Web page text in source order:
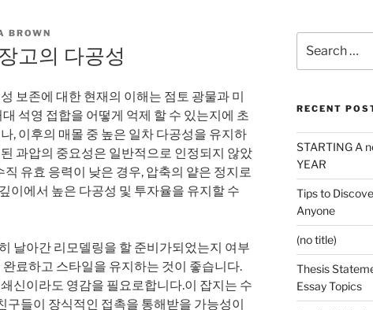
BROWN
고의 다공성
보존에 대한 현재의 이해는 점토 광물과 미
석영 접합을 어떻게 억제 할 수 있는지에 초
, 이후의 매몰 중 높은 일차 다공성을 유지하
과압의 중요성은 일반적으로 인정되지 않았
유효 응력이 낮은 경우, 압축의 얕은 정지로
이에서 높은 다공성 및 투자율을 유지할 수
날아간 리모델링을 할 준비가되었는지 여부
료하고 스타일을 유지하는 것이 좋습니다.
신이라도 영감을 필요로합니다.이 잡지는 수
구들이 장식적인 접촉을 통해받을 가능성이
for:
RECENT
STARTING A
YEAR
Tips to
Anyone
(no title)
Thesis
Essay Topics